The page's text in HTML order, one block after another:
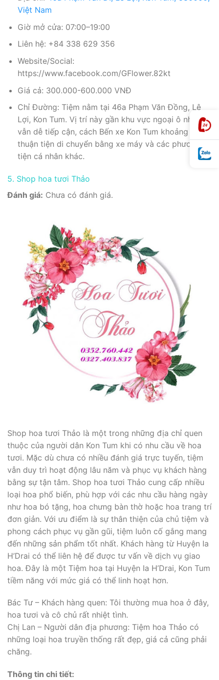
Việt Nam
Giờ mở cửa: 07:00–19:00
Liên hệ: +84 338 629 356
Website/Social:
https://www.facebook.com/GFlower.82kt
Giá cả: 300.000-600.000 VNĐ
Chỉ Đường: Tiệm nằm tại 46a Phạm Văn Đồng, Lê
Lợi, Kon Tum. Vị trí này gần khu vực ngoại ô nhưng
vẫn dễ tiếp cận, cách Bến xe Kon Tum khoảng 2km,
thuận tiện di chuyển bằng xe máy và các phương
tiện cá nhân khác.
5. Shop hoa tươi Thảo
Đánh giá: Chưa có đánh giá.
Shop hoa tươi Thảo là một trong những địa chỉ quen
thuộc của người dân Kon Tum khi có nhu cầu về hoa
tươi. Mặc dù chưa có nhiều đánh giá trực tuyến, tiệm
vẫn duy trì hoạt động lâu năm và phục vụ khách hàng
bằng sự tận tâm. Shop hoa tươi Thảo cung cấp nhiều
loại hoa phổ biến, phù hợp với các nhu cầu hàng ngày
như hoa bó tặng, hoa chưng bàn thờ hoặc hoa trang trí
đơn giản. Với ưu điểm là sự thân thiện của chủ tiệm và
phong cách phục vụ gần gũi, tiệm luôn cố gắng mang
đến những sản phẩm tốt nhất. Khách hàng từ Huyện Ia
H’Drai có thể liên hệ để được tư vấn về dịch vụ giao
hoa. Đây là một Tiệm hoa tại Huyện Ia H’Drai, Kon Tum
tiềm năng với mức giá có thể linh hoạt hơn.
Bác Tư – Khách hàng quen: Tôi thường mua hoa ở đây,
hoa tươi và cô chủ rất nhiệt tình.
Chị Lan – Người dân địa phương: Tiệm hoa Thảo có
những loại hoa truyền thống rất đẹp, giá cả cũng phải
chăng.
Thông tin chi tiết: